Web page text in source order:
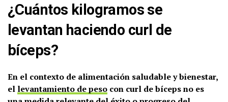
¿Cuántos kilogramos se
levantan haciendo curl de
bíceps?
En el contexto de alimentación saludable y bienestar,
el levantamiento de peso con curl de bíceps no es